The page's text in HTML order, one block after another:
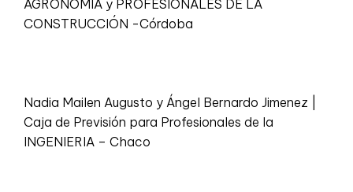
AGRONOMIA y PROFESIONALES DE LA
CONSTRUCCIÓN -Córdoba
Nadia Mailen Augusto y Ángel Bernardo Jimenez |
Caja de Previsión para Profesionales de la
INGENIERIA – Chaco